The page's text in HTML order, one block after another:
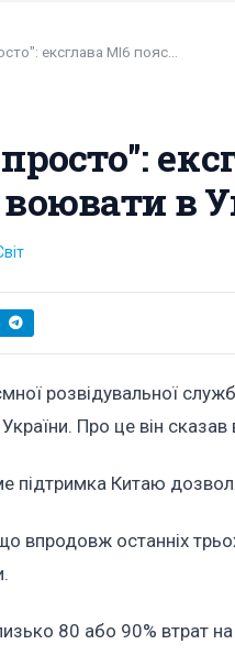
в
розвідувальної
України. Про це він
підтримка Китаю
впродовж останніх
80 або 90% втрат